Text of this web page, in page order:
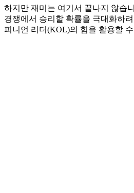
하지만 재미는 여기서 끝나지 않습
경쟁에서 승리할 확률을 극대화하
피니언 리더(KOL)의 힘을 활용할